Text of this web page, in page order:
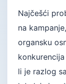
Najčešći
na
organsku
li je razlog